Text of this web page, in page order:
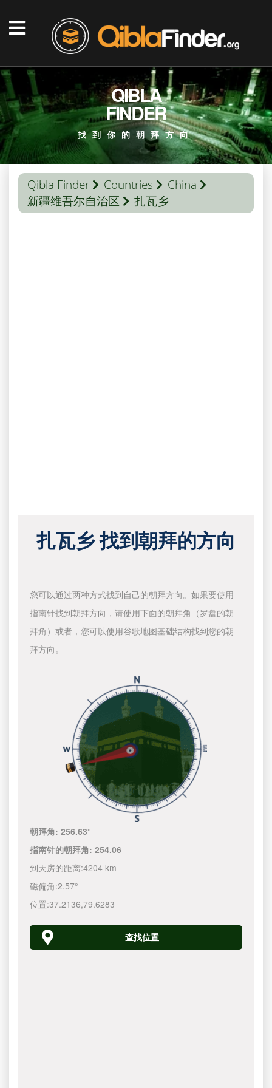
QIBLA
FINDER
找到你的朝拜方向
Qibla Finder Countries
China
新疆维吾尔自治区
扎瓦乡
扎瓦乡 找到朝拜的方向
您可以通过两种方式找到自己的朝拜方向。如果要使用
指南针找到朝拜方向，请使用下面的朝拜角（罗盘的朝
拜角）或者，您可以使用谷歌地图基础结构找到您的朝
拜方向。
朝拜角:256.63°
指南针的朝拜角:254.06
到天房的距离:4204 km
磁偏角:2.57°
位置:37.2136,79.6283
查找位置